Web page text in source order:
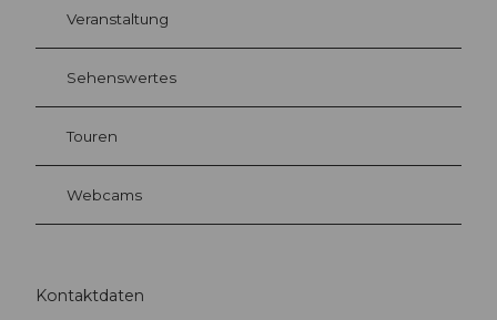
Veranstaltung
Sehenswertes
Touren
Webcams
Kontaktdaten